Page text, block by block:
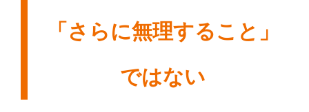
「さらに無理すること」
ではない